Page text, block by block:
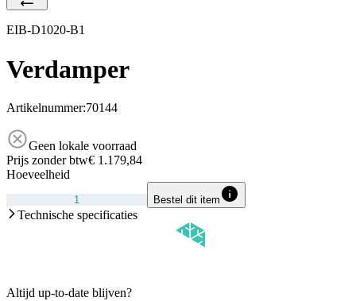
EIB-D1020-B1
Verdamper
Artikelnummer:70144
Geen lokale voorraad
Prijs zonder btw€ 1.179,84
Hoeveelheid
Bestel dit item
Technische specificaties
Altijd up-to-date blijven?